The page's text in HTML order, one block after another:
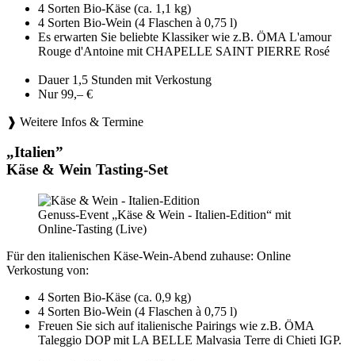
4 Sorten Bio-Käse (ca. 1,1 kg)
4 Sorten Bio-Wein (4 Flaschen à 0,75 l)
Es erwarten Sie beliebte Klassiker wie z.B. ÖMA L'amour
Rouge d'Antoine mit CHAPELLE SAINT PIERRE Rosé
Dauer 1,5 Stunden mit Verkostung
Nur 99,– €
❱ Weitere Infos & Termine
„Italien”
Käse & Wein Tasting-Set
Genuss-Event „Käse & Wein - Italien-Edition“ mit
Online-Tasting (Live)
Für den italienischen Käse-Wein-Abend zuhause: Online
Verkostung von:
4 Sorten Bio-Käse (ca. 0,9 kg)
4 Sorten Bio-Wein (4 Flaschen à 0,75 l)
Freuen Sie sich auf italienische Pairings wie z.B. ÖMA
Taleggio DOP mit LA BELLE Malvasia Terre di Chieti IGP.